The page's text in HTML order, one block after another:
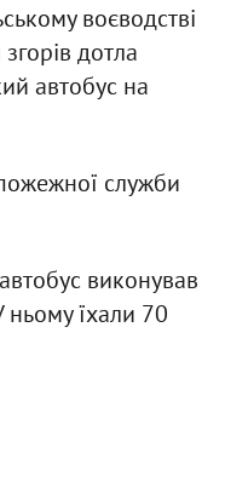
воєводстві
дотла
автобус на
служби
виконував
їхали 70